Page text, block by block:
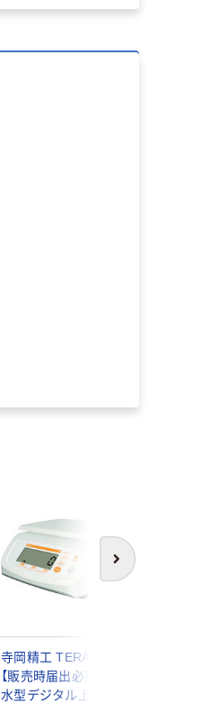
次へ
寺岡精工 TERAOKA
【販売時届出必要】 防
水型デジタル上皿は